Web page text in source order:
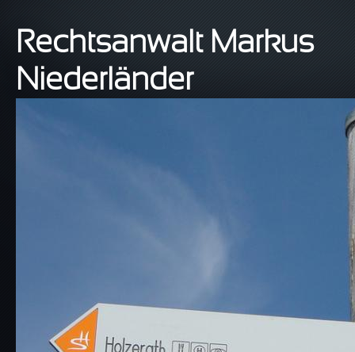
Rechtsanwalt Markus
Niederländer